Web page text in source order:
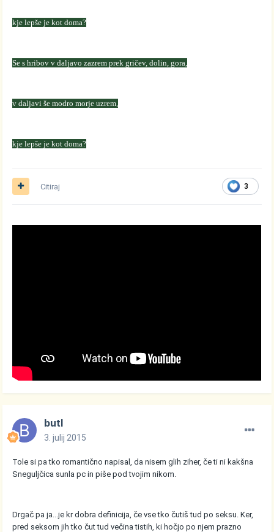
kje lepše je kot doma?
Se s hribov v daljavo zazrem prek gričev, dolin, gora,
v daljavi še modro morje uzrem,
kje lepše je kot doma?
3
Citiraj
butl
3. julij 2015
Tole si pa tko romantično napisal, da nisem glih ziher, če ti ni kakšna
Sneguljčica sunla pc in piše pod tvojim nikom.
Drgač pa ja...je kr dobra definicija, če vse tko čutiš tud po seksu. Ker,
pred seksom jih tko čut tud večina tistih, ki hočjo po njem prazno